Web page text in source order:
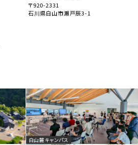
〒920-2331
石川県白山市瀬戸辰3-1
白山麓キャンパス